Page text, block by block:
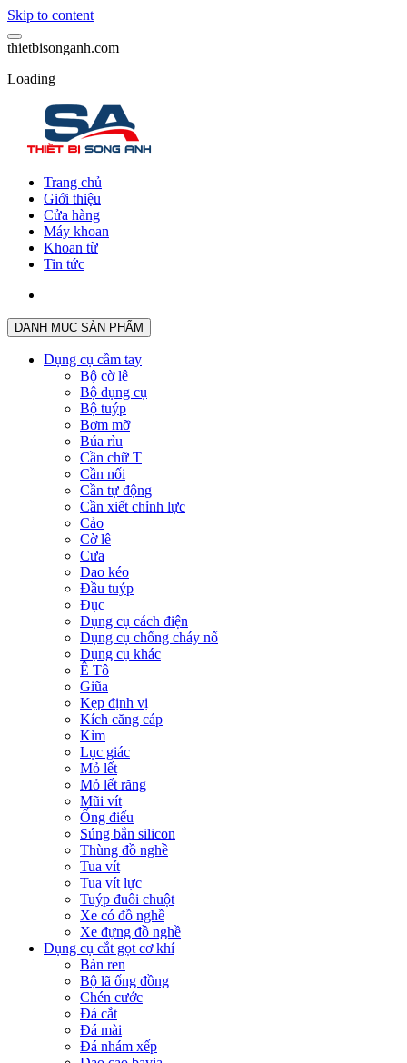
Skip to content
thietbisonganh.com
Loading
Trang chủ
Giới thiệu
Cửa hàng
Máy khoan
Khoan từ
Tin tức
DANH MỤC SẢN PHẨM
Dụng cụ cầm tay
Bộ cờ lê
Bộ dụng cụ
Bộ tuýp
Bơm mỡ
Búa rìu
Cần chữ T
Cần nối
Cần tự động
Cần xiết chỉnh lực
Cảo
Cờ lê
Cưa
Dao kéo
Đầu tuýp
Đục
Dụng cụ cách điện
Dụng cụ chống cháy nổ
Dụng cụ khác
Ê Tô
Giũa
Kẹp định vị
Kích căng cáp
Kìm
Lục giác
Mỏ lết
Mỏ lết răng
Mũi vít
Ống điếu
Súng bắn silicon
Thùng đồ nghề
Tua vít
Tua vít lực
Tuýp đuôi chuột
Xe có đồ nghề
Xe đựng đồ nghề
Dụng cụ cắt gọt cơ khí
Bàn ren
Bộ lã ống đồng
Chén cước
Đá cắt
Đá mài
Đá nhám xếp